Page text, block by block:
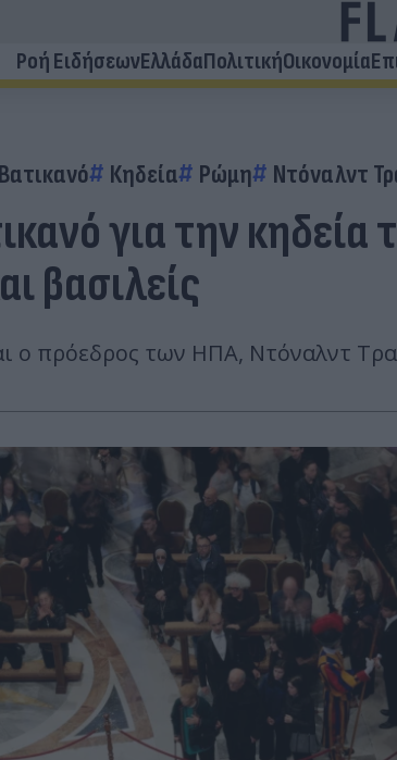
Ροή ΕιδήσεωνΕλλάδαΠολιτικήΟικονομία
Βατικανό Κηδεία Ρώμη Ντόναλντ
για την
βασιλείς
ο πρόεδρος των ΗΠΑ, Ντόναλντ